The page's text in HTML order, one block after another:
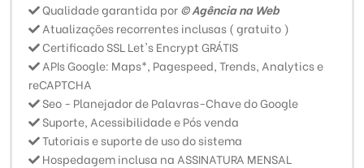
Qualidade garantida por© Agência na Web
Atualizações recorrentes inclusas ( gratuito )
Certificado SSL Let's Encrypt GRÁTIS
APIs Google: Maps*, Pagespeed, Trends, Analytics e
reCAPTCHA
Seo - Planejador de Palavras-Chave do Google
Suporte, Acessibilidade e Pós venda
Tutoriais e suporte de uso do sistema
Hospedagem inclusa na ASSINATURA MENSAL